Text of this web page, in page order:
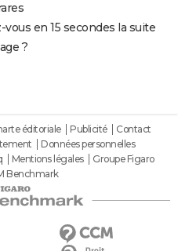
en 15 secondes la suite
?
éditoriale Publicité
Contact
Données personnelles
Mentions légales
Groupe Figaro
Benchmark